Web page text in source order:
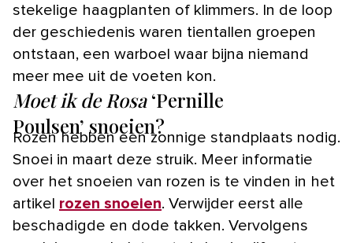
stekelige haagplanten of klimmers. In de loop
der geschiedenis waren tientallen groepen
ontstaan, een warboel waar bijna niemand
meer mee uit de voeten kon.
Moet ik de Rosa‘Pernille
Poulsen’ snoeien?
Rozen hebben een zonnige standplaats nodig.
Snoei in maart deze struik. Meer informatie
over het snoeien van rozen is te vinden in het
artikel rozen snoeien. Verwijder eerst alle
beschadigde en dode takken. Vervolgens